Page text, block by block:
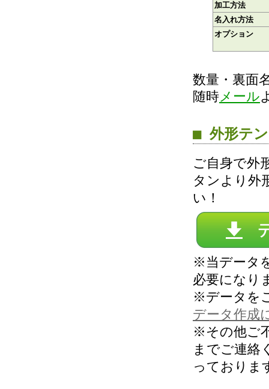
加工方法
名入れ方法
オプション
数量・裏面
随時メール
■ 外形テ
ご自身で外
タンより外
い！
※当データ
必要になり
※データを
データ作成
※その他ご
までご連絡
っておりま